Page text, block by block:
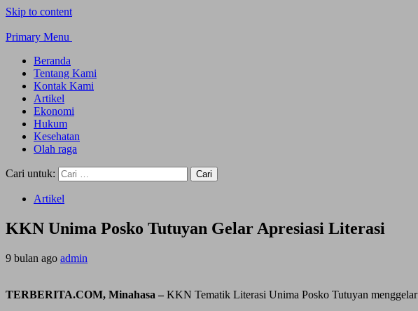
Skip to content
Primary Menu
Beranda
Tentang Kami
Kontak Kami
Artikel
Ekonomi
Hukum
Kesehatan
Olah raga
Cari untuk:
Artikel
KKN Unima Posko Tutuyan Gelar Apresiasi Literasi
9 bulan ago admin
TERBERITA.COM, Minahasa – KKN Tematik Literasi Unima Posko Tutuyan